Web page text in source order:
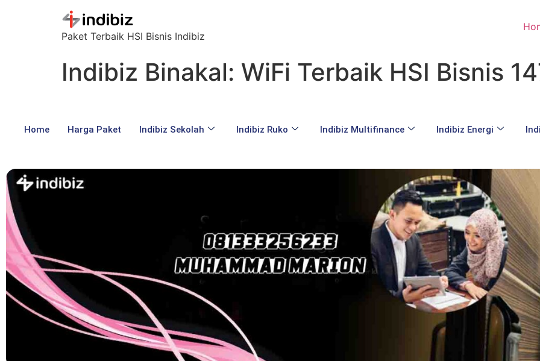
Paket Terbaik HSI Bisnis Indibiz
Indibiz Binakal: WiFi Terbaik HSI Bisnis
Home Harga Paket Indibiz Sekolah Indibiz Ruko Indibiz Multifinance Indibiz Energi